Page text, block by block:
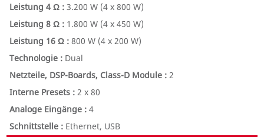
3.200 W (4 x 800 W)
1.800 W (4 x 450 W)
800 W (4 x 200 W)
Dual
2
2 x 80
4
Ethernet, USB